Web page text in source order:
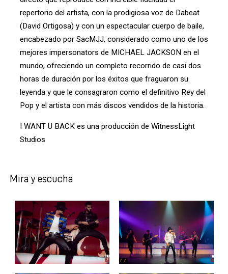
repertorio del artista, con la prodigiosa voz de Dabeat
(David Ortigosa) y con un espectacular cuerpo de baile,
encabezado por SacMJJ, considerado como uno de los
mejores impersonators de MICHAEL JACKSON en el
mundo, ofreciendo un completo recorrido de casi dos
horas de duración por los éxitos que fraguaron su
leyenda y que le consagraron como el definitivo Rey del
Pop y el artista con más discos vendidos de la historia.
I WANT U BACK es una producción de WitnessLight
Studios
Mira y escucha